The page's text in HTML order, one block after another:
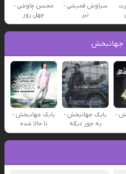
سیاوش قمیشی -
تبر
محسن چاوشی -
چهل روز
جهانبخش
-
بابک جهانبخش -
یه جور دیگه
بابک جهانبخش -
تا حالا شده